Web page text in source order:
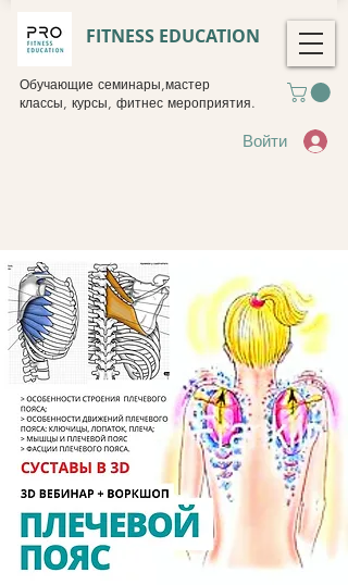
FITNESS EDUCATION
Обучающие семинары,мастер
классы, курсы, фитнес мероприятия.
Войти